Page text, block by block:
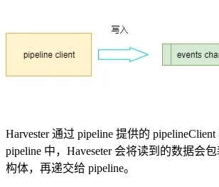
Harvester 通过 pipeline 提供的
pipeline 中，Haveseter 会将读到的数据会
构体，再递交给 pipeline。